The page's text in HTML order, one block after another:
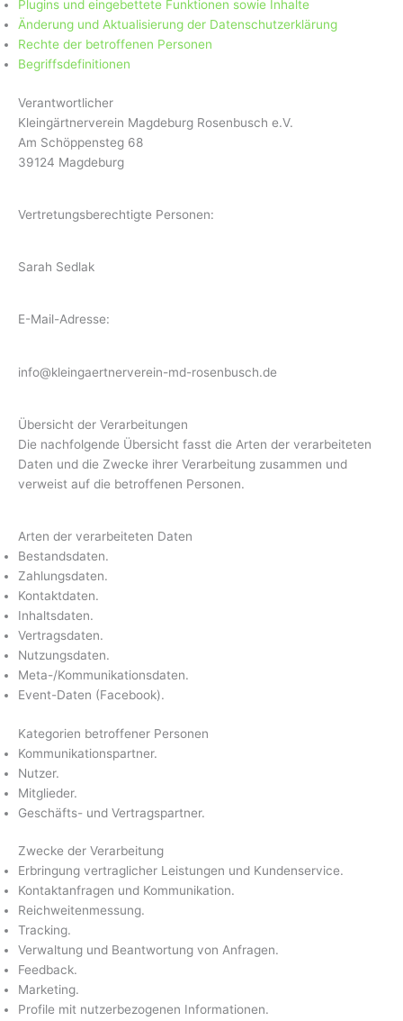
Plugins und eingebettete Funktionen sowie Inhalte
Änderung und Aktualisierung der Datenschutzerklärung
Rechte der betroffenen Personen
Begriffsdefinitionen
Verantwortlicher
Kleingärtnerverein Magdeburg Rosenbusch e.V.
Am Schöppensteg 68
39124 Magdeburg
Vertretungsberechtigte Personen:
Sarah Sedlak
E-Mail-Adresse:
info@kleingaertnerverein-md-rosenbusch.de
Übersicht der Verarbeitungen
Die nachfolgende Übersicht fasst die Arten der verarbeiteten
Daten und die Zwecke ihrer Verarbeitung zusammen und
verweist auf die betroffenen Personen.
Arten der verarbeiteten Daten
Bestandsdaten.
Zahlungsdaten.
Kontaktdaten.
Inhaltsdaten.
Vertragsdaten.
Nutzungsdaten.
Meta-/Kommunikationsdaten.
Event-Daten (Facebook).
Kategorien betroffener Personen
Kommunikationspartner.
Nutzer.
Mitglieder.
Geschäfts- und Vertragspartner.
Zwecke der Verarbeitung
Erbringung vertraglicher Leistungen und Kundenservice.
Kontaktanfragen und Kommunikation.
Reichweitenmessung.
Tracking.
Verwaltung und Beantwortung von Anfragen.
Feedback.
Marketing.
Profile mit nutzerbezogenen Informationen.